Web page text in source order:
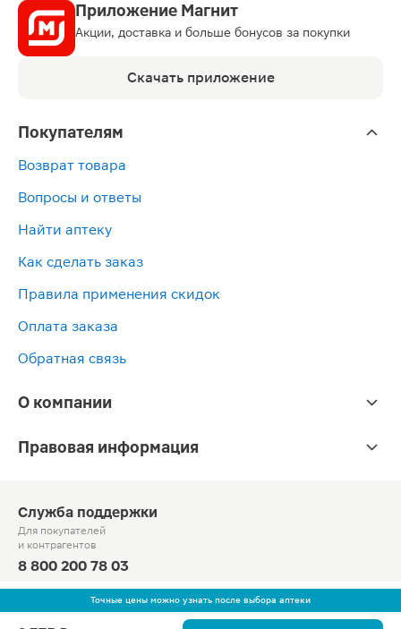
Точные цены можно узнать после выбора аптеки
Приложение Магнит
Акции, доставка и больше бонусов за покупки
Скачать приложение
Покупателям
Возврат товара
Вопросы и ответы
Найти аптеку
Как сделать заказ
Правила применения скидок
Оплата заказа
Обратная связь
О компании
Правовая информация
Служба поддержки
Для покупателей
и контрагентов
8 800 200 78 03
Круглосуточно, звонок по России бесплатный
© Официальный сайт сети «Магнит».